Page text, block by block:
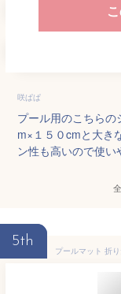
咲ぱぱ
プール用のこちら
m×１５０cmと大き
ン性も高いので使い
5th